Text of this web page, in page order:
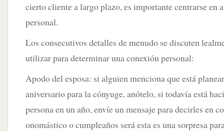
cierto cliente a largo plazo, es importante centrarse en
personal.
Los consecutivos detalles de menudo se discuten
utilizar para determinar una conexión personal:
Apodo del esposa: si alguien menciona que está
aniversario para la cónyuge, anótelo, si todavía está
persona en un año, envíe un mensaje para decirles en
onomástico o cumpleaños será esta es una sorpresa